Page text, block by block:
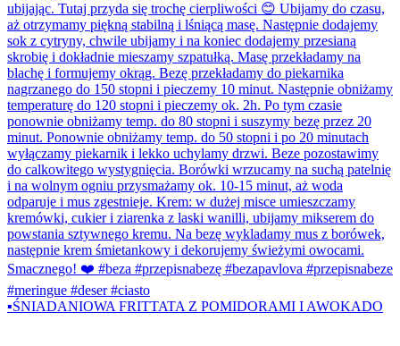
▪️ŚNIADANIOWA FRITTATA Z POMIDORAMI I AWOKADO